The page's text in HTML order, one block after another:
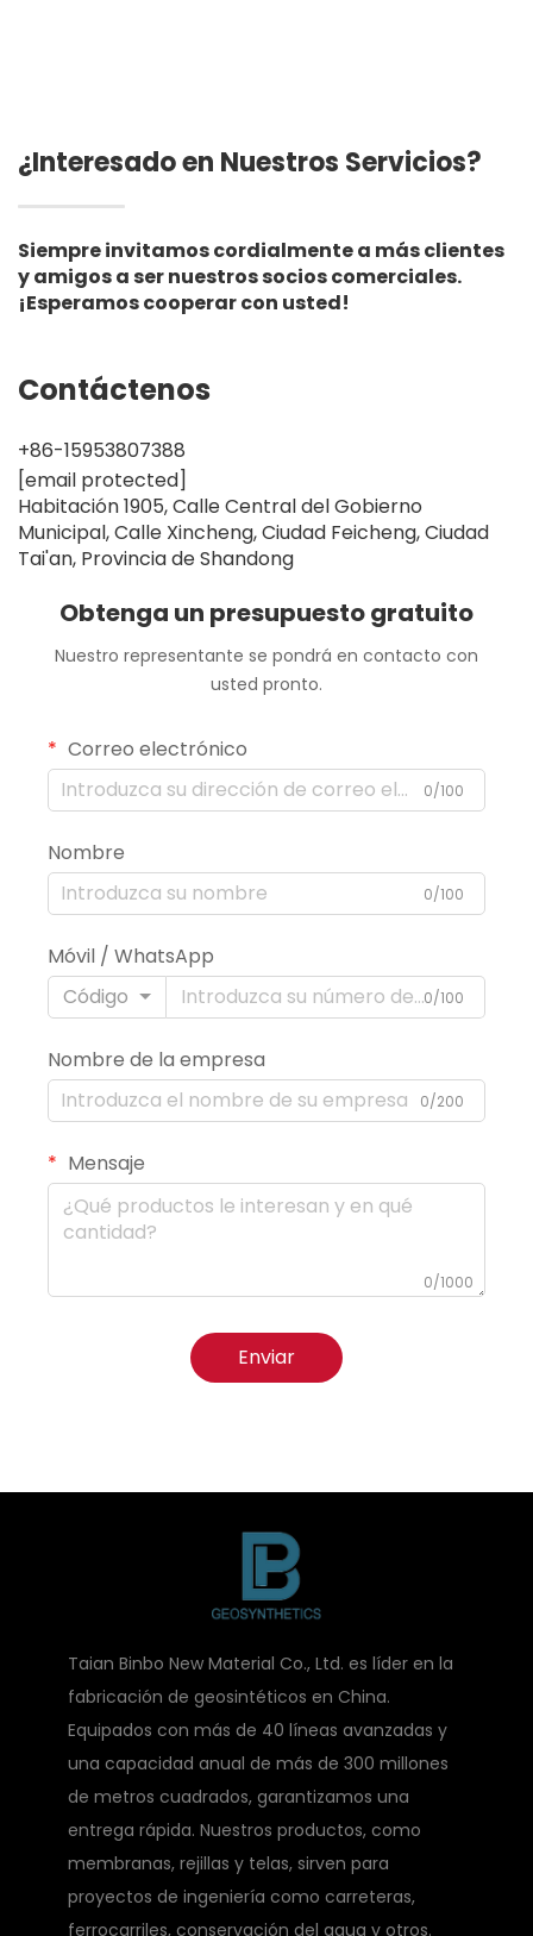
¿Interesado en Nuestros Servicios?
Siempre invitamos cordialmente a más clientes
y amigos a ser nuestros socios comerciales.
¡Esperamos cooperar con usted!
Contáctenos
+86-15953807388
[email protected]
Habitación 1905, Calle Central del Gobierno
Municipal, Calle Xincheng, Ciudad Feicheng, Ciudad
Tai'an, Provincia de Shandong
Obtenga un presupuesto gratuito
Nuestro representante se pondrá en contacto con
usted pronto.
Correo electrónico
0/100
Nombre
0/100
Móvil / WhatsApp
Código
0/100
Nombre de la empresa
0/200
Mensaje
0/1000
Enviar
Taian Binbo New Material Co., Ltd. es líder en la
fabricación de geosintéticos en China.
Equipados con más de 40 líneas avanzadas y
una capacidad anual de más de 300 millones
de metros cuadrados, garantizamos una
entrega rápida. Nuestros productos, como
membranas, rejillas y telas, sirven para
proyectos de ingeniería como carreteras,
ferrocarriles, conservación del agua y otros.